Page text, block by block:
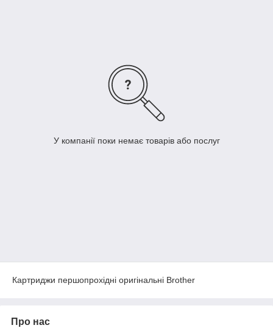
У компанії поки немає товарів або послуг
Картриджи першопрохідні оригінальні Brother
Про нас